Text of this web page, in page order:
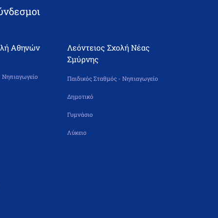
Αθηνών
Νηπιαγωγείο
Λεόντειος Σχολή Νέας
Σμύρνης
Παιδικός Σταθμός - Νηπιαγωγείο
Δημοτικό
Γυμνάσιο
Λύκειο